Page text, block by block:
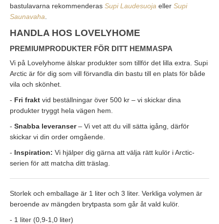
bastulavarna rekommenderas Supi Laudesuoja eller Supi
Saunavaha
HANDLA HOS LOVELYHOME
PREMIUMPRODUKTER FÖR DITT HEMMASPA
Vi på Lovelyhome älskar produkter som tillför det lilla extra. Supi
Arctic är för dig som vill förvandla din bastu till en plats för både
vila och skönhet.
- Fri frakt vid beställningar över 500 kr – vi skickar dina
produkter tryggt hela vägen hem.
- Snabba leveranser– Vi vet att du vill sätta igång, därför
skickar vi din order omgående.
- Inspiration: Vi hjälper dig gärna att välja rätt kulör i Arctic-
serien för att matcha ditt träslag.
Storlek och emballage är 1 liter och 3 liter. Verkliga volymen är
beroende av mängden brytpasta som går åt vald kulör.
- 1 liter (0,9-1,0 liter)